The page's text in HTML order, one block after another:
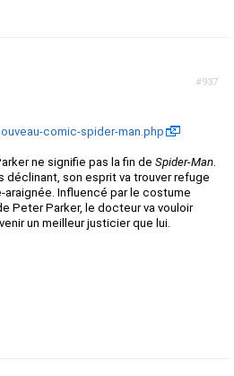
#937
comic-spider-man.php
ne signifie pas la fin de Spider-Man.
son esprit va trouver refuge
Influencé par le costume
Peter Parker, le docteur va vouloir
un meilleur justicier que lui.